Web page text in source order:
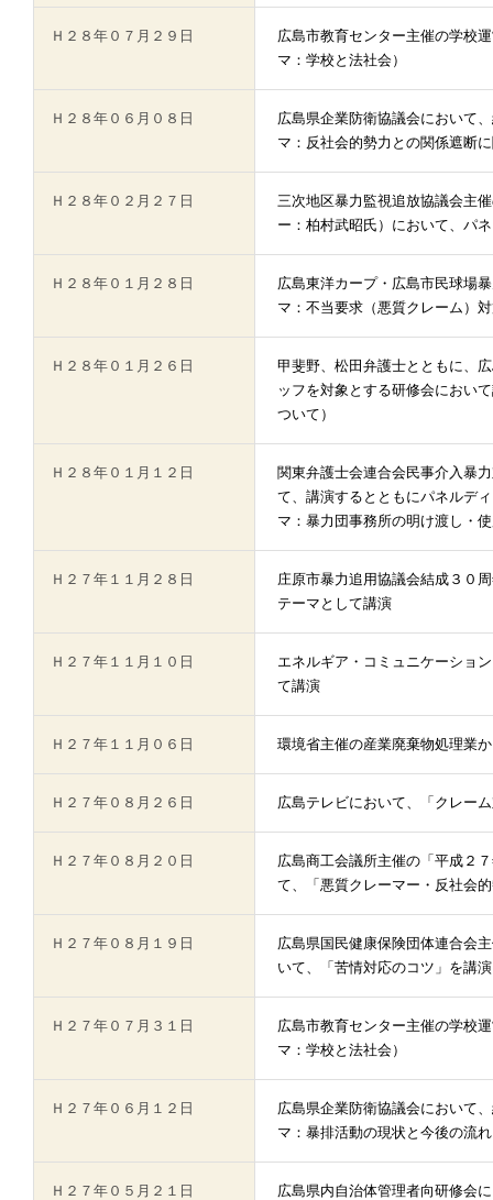
Ｈ２８年０７月２９日
広島市教育センター主催の学校
マ：学校と法社会）
Ｈ２８年０６月０８日
広島県企業防衛協議会において
マ：反社会的勢力との関係遮断
Ｈ２８年０２月２７日
三次地区暴力監視追放協議会主
ー：柏村武昭氏）において、パ
Ｈ２８年０１月２８日
広島東洋カープ・広島市民球場
マ：不当要求（悪質クレーム）
Ｈ２８年０１月２６日
甲斐野、松田弁護士とともに、
ッフを対象とする研修会におい
ついて）
Ｈ２８年０１月１２日
関東弁護士会連合会民事介入暴
て、講演するとともにパネルデ
マ：暴力団事務所の明け渡し・
Ｈ２７年１１月２８日
庄原市暴力追用協議会結成３０
テーマとして講演
Ｈ２７年１１月１０日
エネルギア・コミュニケーショ
て講演
Ｈ２７年１１月０６日 環境省主催の産業廃棄物処理業
Ｈ２７年０８月２６日 広島テレビにおいて、「クレー
Ｈ２７年０８月２０日
広島商工会議所主催の「平成２
て、「悪質クレーマー・反社会
Ｈ２７年０８月１９日
広島県国民健康保険団体連合会
いて、「苦情対応のコツ」を講演
Ｈ２７年０７月３１日
広島市教育センター主催の学校
マ：学校と法社会）
Ｈ２７年０６月１２日
広島県企業防衛協議会において
マ：暴排活動の現状と今後の流
Ｈ２７年０５月２１日 広島県内自治体管理者向研修会